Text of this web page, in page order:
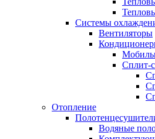
Системы
Вентиляторы
Сплит-
Отопление
Водяные